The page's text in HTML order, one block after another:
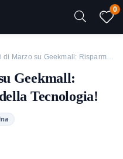
0
su Geekmall: Risparmia sul Meglio della Tecnologia!
Geekmall:
Tecnologia!